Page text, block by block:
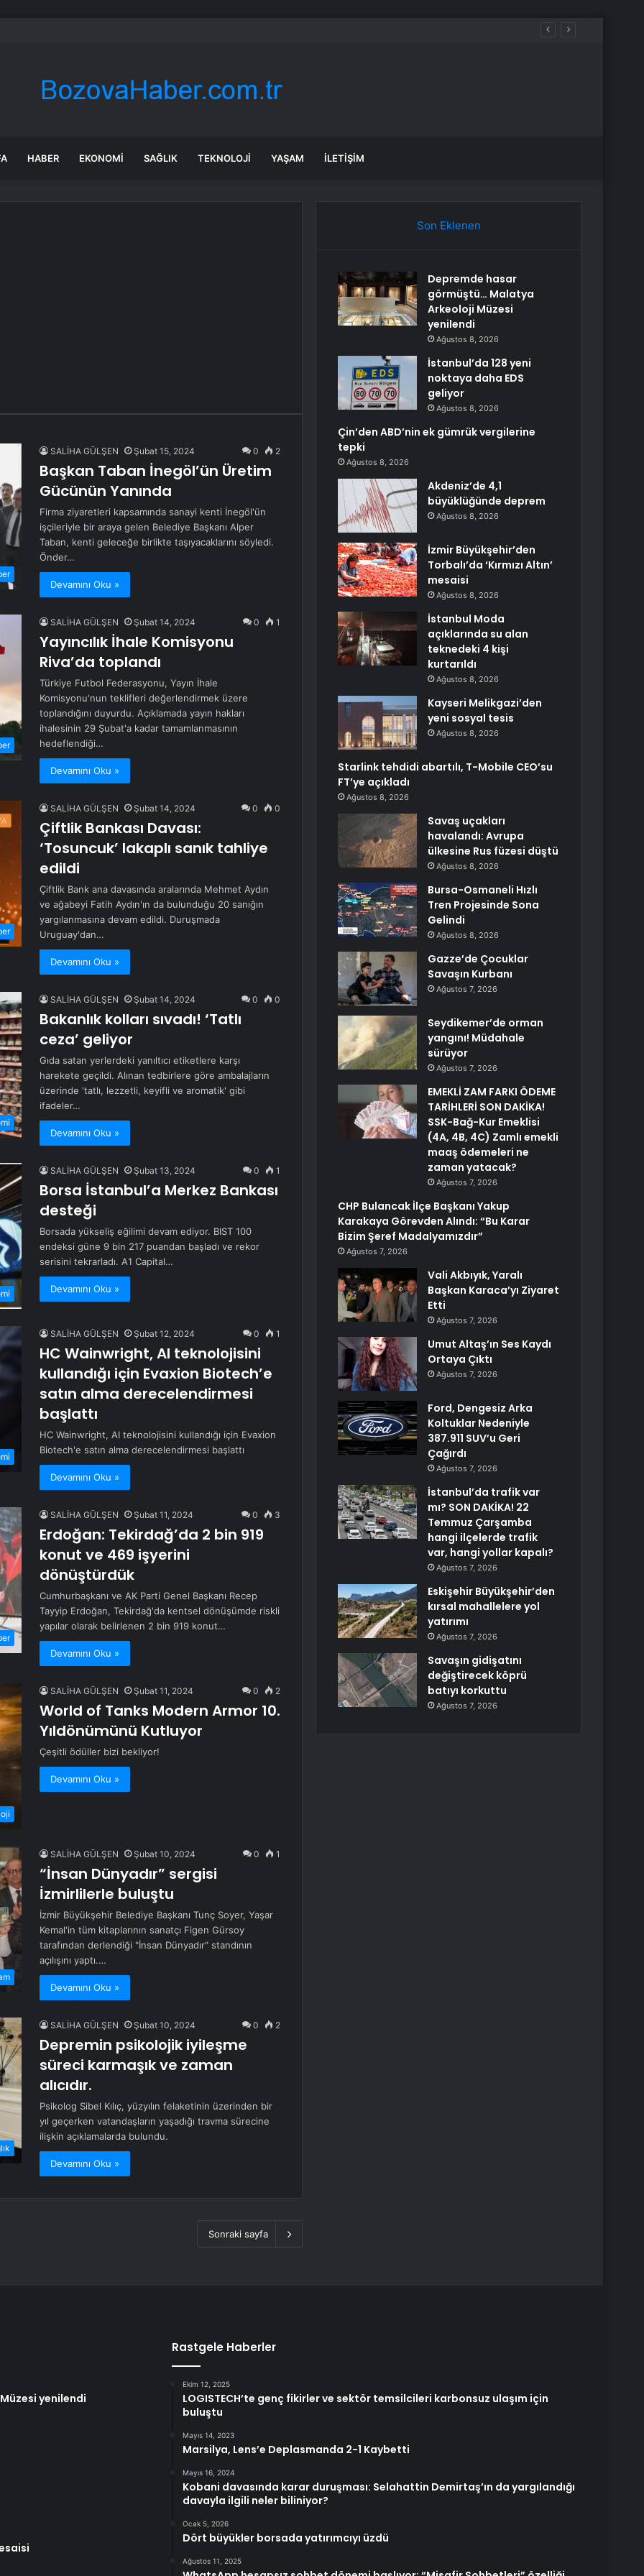
HABER EKONOMI SAĞLIK TEKNOLOJI YAŞAM İLETIŞIM
SALİHA GÜLŞEN Şubat 15, 2024 0 2
Başkan Taban İnegöl’ün Üretim
Gücünün Yanında
Firma ziyaretleri kapsamında sanayi kenti İnegöl'ün
işçileriyle bir araya gelen Belediye Başkanı Alper
Taban, kenti geleceğe birlikte taşıyacaklarını söyledi.
Önder…
Devamını Oku »
SALİHA GÜLŞEN Şubat 14, 2024 0 1
Yayıncılık İhale Komisyonu
Riva’da toplandı
Türkiye Futbol Federasyonu, Yayın İhale
Komisyonu'nun teklifleri değerlendirmek üzere
toplandığını duyurdu. Açıklamada yayın hakları
ihalesinin 29 Şubat'a kadar tamamlanmasının
hedeflendiği…
Devamını Oku »
SALİHA GÜLŞEN Şubat 14, 2024 0 0
Çiftlik Bankası Davası:
‘Tosuncuk’ lakaplı sanık tahliye
edildi
Çiftlik Bank ana davasında aralarında Mehmet Aydın
ve ağabeyi Fatih Aydın'ın da bulunduğu 20 sanığın
yargılanmasına devam edildi. Duruşmada
Uruguay'dan…
Devamını Oku »
SALİHA GÜLŞEN Şubat 14, 2024 0 0
Bakanlık kolları sıvadı! ‘Tatlı
ceza’ geliyor
Gıda satan yerlerdeki yanıltıcı etiketlere karşı
harekete geçildi. Alınan tedbirlere göre ambalajların
üzerinde 'tatlı, lezzetli, keyifli ve aromatik' gibi
ifadeler…
Devamını Oku »
SALİHA GÜLŞEN Şubat 13, 2024 0 1
Borsa İstanbul’a Merkez Bankası
desteği
Borsada yükseliş eğilimi devam ediyor. BIST 100
endeksi güne 9 bin 217 puandan başladı ve rekor
serisini tekrarladı. A1 Capital…
Devamını Oku »
SALİHA GÜLŞEN Şubat 12, 2024 0 1
HC Wainwright, AI teknolojisini
kullandığı için Evaxion Biotech’e
satın alma derecelendirmesi
başlattı
HC Wainwright, AI teknolojisini kullandığı için Evaxion
Biotech'e satın alma derecelendirmesi başlattı
Devamını Oku »
SALİHA GÜLŞEN Şubat 11, 2024 0 3
Erdoğan: Tekirdağ’da 2 bin 919
konut ve 469 işyerini
dönüştürdük
Cumhurbaşkanı ve AK Parti Genel Başkanı Recep
Tayyip Erdoğan, Tekirdağ'da kentsel dönüşümde riskli
yapılar olarak belirlenen 2 bin 919 konut…
Devamını Oku »
SALİHA GÜLŞEN Şubat 11, 2024 0 2
World of Tanks Modern Armor 10.
Yıldönümünü Kutluyor
Çeşitli ödüller bizi bekliyor!
Devamını Oku »
SALİHA GÜLŞEN Şubat 10, 2024 0 1
“İnsan Dünyadır” sergisi
İzmirlilerle buluştu
İzmir Büyükşehir Belediye Başkanı Tunç Soyer, Yaşar
Kemal'in tüm kitaplarının sanatçı Figen Gürsoy
tarafından derlendiği "İnsan Dünyadır" standının
açılışını yaptı.…
Devamını Oku »
SALİHA GÜLŞEN Şubat 10, 2024 0 2
Depremin psikolojik iyileşme
süreci karmaşık ve zaman
alıcıdır.
Psikolog Sibel Kılıç, yüzyılın felaketinin üzerinden bir
yıl geçerken vatandaşların yaşadığı travma sürecine
ilişkin açıklamalarda bulundu.
Devamını Oku »
Sonraki sayfa
Son Eklenen
Depremde hasar
görmüştü… Malatya
Arkeoloji Müzesi
yenilendi
Ağustos 8, 2026
İstanbul’da 128 yeni
noktaya daha EDS
geliyor
Ağustos 8, 2026
Çin’den ABD’nin ek gümrük vergilerine
tepki
Ağustos 8, 2026
Akdeniz’de 4,1
büyüklüğünde deprem
Ağustos 8, 2026
İzmir Büyükşehir’den
Torbalı’da ‘Kırmızı Altın’
mesaisi
Ağustos 8, 2026
İstanbul Moda
açıklarında su alan
teknedeki 4 kişi
kurtarıldı
Ağustos 8, 2026
Kayseri Melikgazi’den
yeni sosyal tesis
Ağustos 8, 2026
Starlink tehdidi abartılı, T-Mobile CEO’su
FT’ye açıkladı
Ağustos 8, 2026
Savaş uçakları
havalandı: Avrupa
ülkesine Rus füzesi düştü
Ağustos 8, 2026
Bursa-Osmaneli Hızlı
Tren Projesinde Sona
Gelindi
Ağustos 8, 2026
Gazze’de Çocuklar
Savaşın Kurbanı
Ağustos 7, 2026
Seydikemer’de orman
yangını! Müdahale
sürüyor
Ağustos 7, 2026
EMEKLİ ZAM FARKI ÖDEME
TARİHLERİ SON DAKİKA!
SSK-Bağ-Kur Emeklisi
(4A, 4B, 4C) Zamlı emekli
maaş ödemeleri ne
zaman yatacak?
Ağustos 7, 2026
CHP Bulancak İlçe Başkanı Yakup
Karakaya Görevden Alındı: “Bu Karar
Bizim Şeref Madalyamızdır”
Ağustos 7, 2026
Vali Akbıyık, Yaralı
Başkan Karaca’yı Ziyaret
Etti
Ağustos 7, 2026
Umut Altaş’ın Ses Kaydı
Ortaya Çıktı
Ağustos 7, 2026
Ford, Dengesiz Arka
Koltuklar Nedeniyle
387.911 SUV’u Geri
Çağırdı
Ağustos 7, 2026
İstanbul’da trafik var
mı? SON DAKİKA! 22
Temmuz Çarşamba
hangi ilçelerde trafik
var, hangi yollar kapalı?
Ağustos 7, 2026
Eskişehir Büyükşehir’den
kırsal mahallelere yol
yatırımı
Ağustos 7, 2026
Savaşın gidişatını
değiştirecek köprü
batıyı korkuttu
Ağustos 7, 2026
yenilendi
Rastgele Haberler
Ekim 12, 2025
LOGISTECH’te genç fikirler ve sektör temsilcileri karbonsuz ulaşım için
buluştu
Mayıs 14, 2023
Marsilya, Lens’e Deplasmanda 2-1 Kaybetti
Mayıs 16, 2024
Kobani davasında karar duruşması: Selahattin Demirtaş’ın da yargılandığı
davayla ilgili neler biliniyor?
Ocak 5, 2026
Dört büyükler borsada yatırımcıyı üzdü
Ağustos 11, 2025